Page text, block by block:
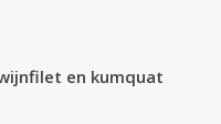
en kumquat